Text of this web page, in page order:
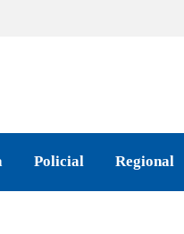
Policial Regional